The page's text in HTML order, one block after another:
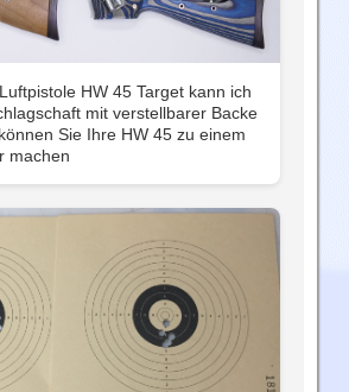
HW 45 Target kann ich
mit verstellbarer Backe
Sie Ihre HW 45 zu einem
machen